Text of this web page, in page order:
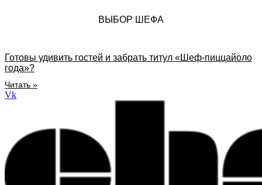
ВЫБОР ШЕФА
Готовы удивить гостей и забрать титул «Шеф-пиццайоло
года»?
Читать »
Vk